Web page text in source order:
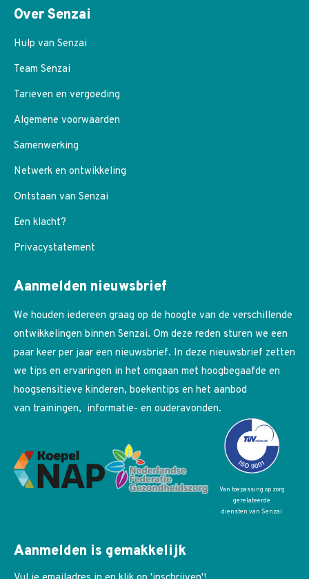
Over Senzai
Hulp van Senzai
Team Senzai
Tarieven en vergoeding
Algemene voorwaarden
Samenwerking
Netwerk en ontwikkeling
Ontstaan van Senzai
Een klacht?
Privacystatement
Aanmelden nieuwsbrief
We houden iedereen graag op de hoogte van de verschillende
ontwikkelingen binnen Senzai. Om deze reden sturen we een
paar keer per jaar een nieuwsbrief. In deze nieuwsbrief zetten
we tips en ervaringen in het omgaan met hoogbegaafde en
hoogsensitieve kinderen, boekentips en het aanbod
van trainingen, informatie- en ouderavonden.
Van toepassing op zorg
gerelateerde
diensten van Senzai
Aanmelden is gemakkelijk